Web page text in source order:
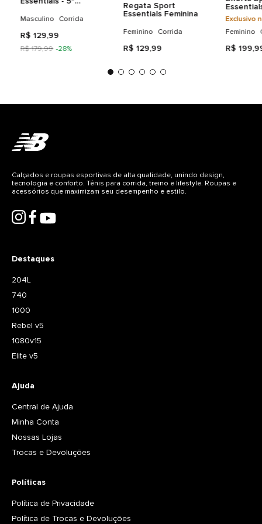
Masculino Corrida
R$ 129,99
R$ 179,99 -28%
Regata Sport
Essentials Feminina
Feminino Corrida
R$ 129,99
Feminino
Exclusivo
Feminino
R$ 199,
Destaques
204L
740
1000
Rebel v5
1080v15
Elite v5
Ajuda
Central de Ajuda
Minha Conta
Nossas Lojas
Trocas e Devoluções
Políticas
Política de Privacidade
Política de Trocas e Devoluções
Calçados e roupas esportivas de alta qualidade, unindo design,
tecnologia e conforto. Tênis para corrida, treino e lifestyle. Roupas e
acessórios que maximizam seu desempenho e estilo.